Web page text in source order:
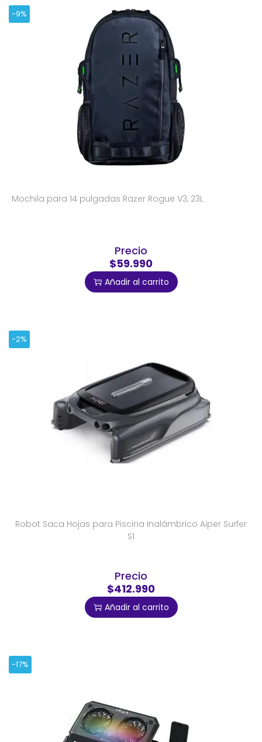
-9%
Mochila para 14 pulgadas Razer Rogue V3, 23L
Precio
$59.990
Añadir al carrito
-2%
Robot Saca Hojas para Piscina Inalámbrico Aiper Surfer
S1
Precio
$412.990
Añadir al carrito
-17%